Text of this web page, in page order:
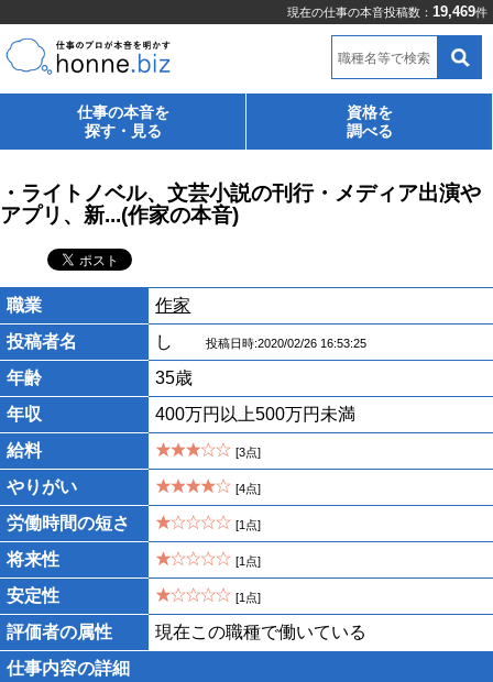
現在の仕事の本音投稿数： 19,469件
職種名等で検索
仕事の本音を
探す・見る
資格を
調べる
・ライトノベル、文芸小説の刊行・メディア出演や
アプリ、新...(作家の本音)
職業
作家
投稿者名
し 投稿日時:2020/02/26 16:53:25
年齢
35歳
年収
400万円以上500万円未満
給料
[3点]
やりがい [4点]
労働時間の短さ [1点]
将来性 [1点]
安定性 [1点]
評価者の属性
現在この職種で働いている
仕事内容の詳細